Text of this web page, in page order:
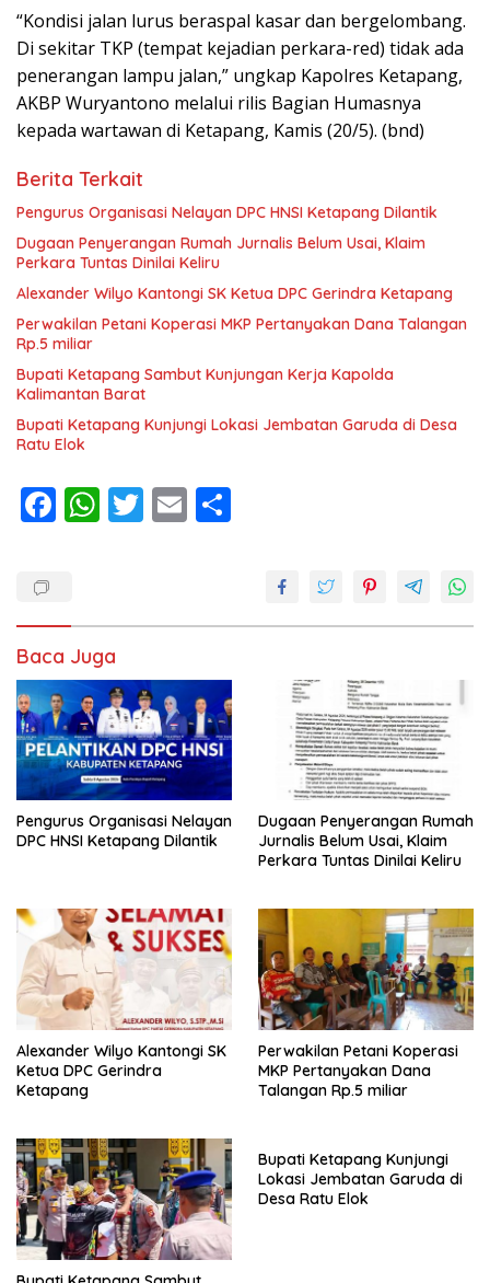
“Kondisi jalan lurus beraspal kasar dan bergelombang.
Di sekitar TKP (tempat kejadian perkara-red) tidak ada
penerangan lampu jalan,” ungkap Kapolres Ketapang,
AKBP Wuryantono melalui rilis Bagian Humasnya
kepada wartawan di Ketapang, Kamis (20/5). (bnd)
Berita Terkait
Pengurus Organisasi Nelayan DPC HNSI Ketapang Dilantik
Dugaan Penyerangan Rumah Jurnalis Belum Usai, Klaim
Perkara Tuntas Dinilai Keliru
Alexander Wilyo Kantongi SK Ketua DPC Gerindra Ketapang
Perwakilan Petani Koperasi MKP Pertanyakan Dana Talangan
Rp.5 miliar
Bupati Ketapang Sambut Kunjungan Kerja Kapolda
Kalimantan Barat
Bupati Ketapang Kunjungi Lokasi Jembatan Garuda di Desa
Ratu Elok
F
ac
o
o
k
W
h
A
p
p
T
w
E
m
Baca Juga
Pengurus Organisasi Nelayan
DPC HNSI Ketapang Dilantik
Dugaan Penyerangan Rumah
Jurnalis Belum Usai, Klaim
Perkara Tuntas Dinilai Keliru
Alexander Wilyo Kantongi SK
Ketua DPC Gerindra
Ketapang
Perwakilan Petani Koperasi
MKP Pertanyakan Dana
Talangan Rp.5 miliar
Bupati Ketapang Kunjungi
Lokasi Jembatan Garuda di
Desa Ratu Elok